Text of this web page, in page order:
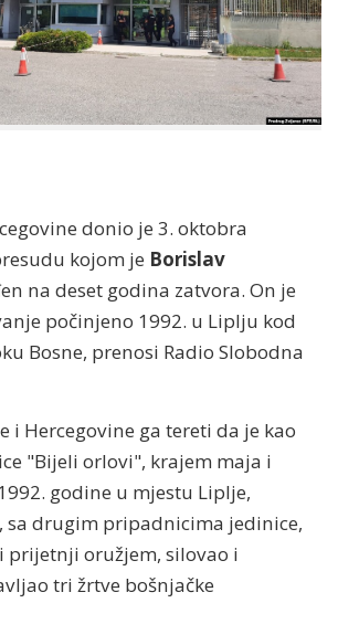
donio je 3. oktobra
kojom je Borislav
na deset godina zatvora. On je
počinjeno 1992. u Liplju kod
Bosne, prenosi Radio Slobodna
i Hercegovine ga tereti da je kao
"Bijeli orlovi", krajem maja i
godine u mjestu Liplje,
sa drugim pripadnicima jedinice,
prijetnji oružjem, silovao i
tri žrtve bošnjačke